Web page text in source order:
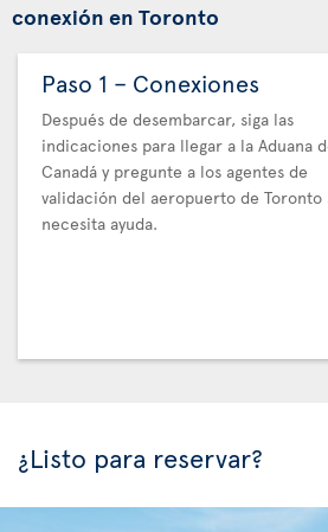
conexión en Toronto
Paso 1 – Conexiones
Después de desembarcar, siga las
indicaciones para llegar a la Aduana
Canadá y pregunte a los agentes de
validación del aeropuerto de Toronto
necesita ayuda.
¿Listo para reservar?